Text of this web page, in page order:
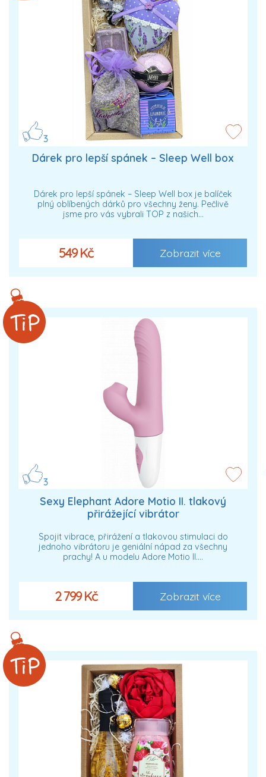
3
Dárek pro lepší spánek – Sleep Well box
Dárek pro lepší spánek – Sleep Well box je balíček
plný oblíbených dárků pro všechny ženy. Pečlivě
jsme pro vás vybrali TOP z našich…
549 Kč Zobrazit více
3
Sexy Elephant Adore Motio II. tlakový
přirážející vibrátor
Spojit vibrace, přirážení a tlakovou stimulaci do
jednoho vibrátoru je geniální nápad za všechny
prachy! A u modelu Adore Motio II.…
2 799 Kč Zobrazit více